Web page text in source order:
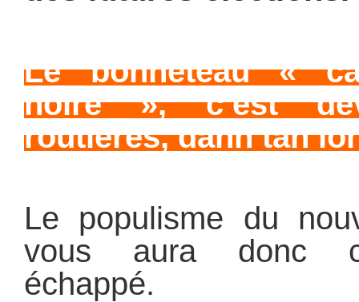
Le bonneteau «
noire », c’est
routières, dann tan
Le populisme du
vous aura donc
échappé.